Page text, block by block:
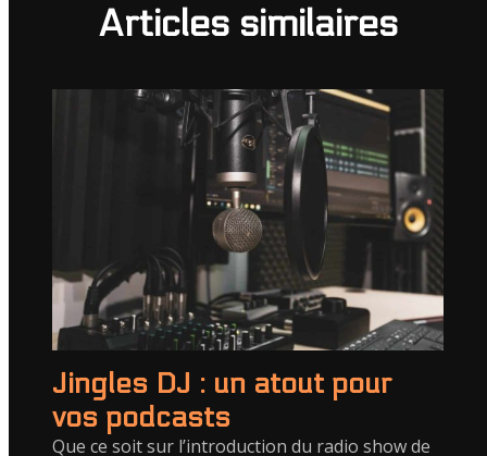
Articles similaires
Jingles DJ : un atout pour
vos podcasts
Que ce soit sur l’introduction du radio show de